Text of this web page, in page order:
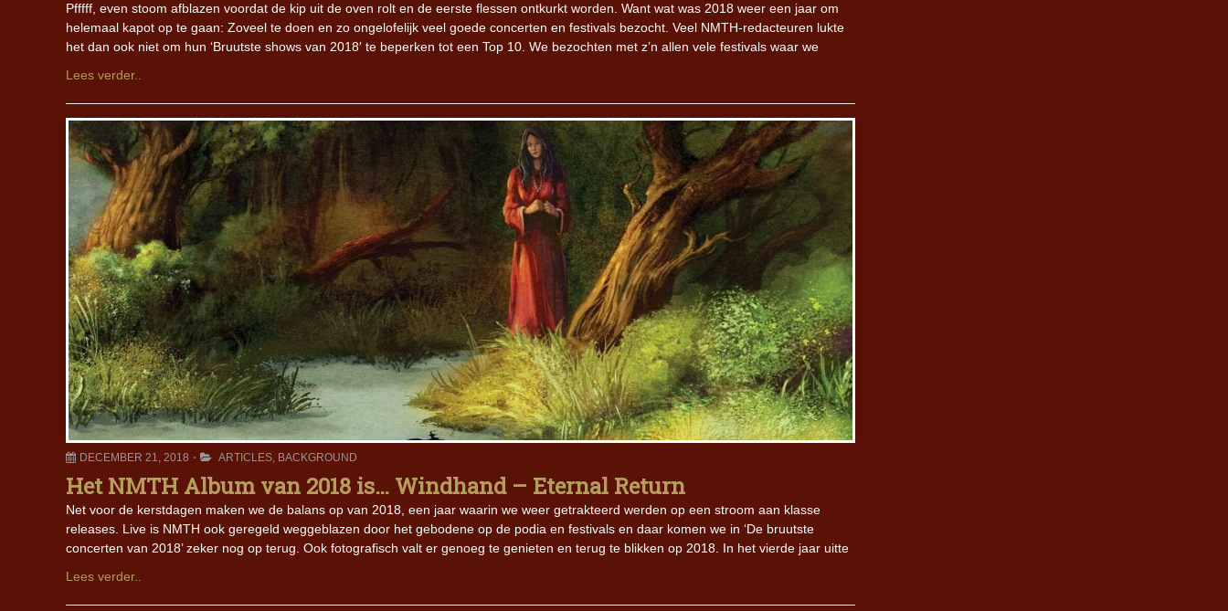
Pfffff, even stoom afblazen voordat de kip uit de oven rolt en de eerste flessen ontkurkt worden. Want wat was 2018 weer een jaar om
helemaal kapot op te gaan: Zoveel te doen en zo ongelofelijk veel goede concerten en festivals bezocht. Veel NMTH-redacteuren lukte
het dan ook niet om hun ‘Bruutste shows van 2018′ te beperken tot een Top 10. We bezochten met z’n allen vele festivals waar we
Lees verder..
DECEMBER 21, 2018 ARTICLES, BACKGROUND
Het NMTH Album van 2018 is… Windhand – Eternal Return
Net voor de kerstdagen maken we de balans op van 2018, een jaar waarin we weer getrakteerd werden op een stroom aan klasse
releases. Live is NMTH ook geregeld weggeblazen door het gebodene op de podia en festivals en daar komen we in ‘De bruutste
concerten van 2018’ zeker nog op terug. Ook fotografisch valt er genoeg te genieten en terug te blikken op 2018. In het vierde jaar uitte
Lees verder..